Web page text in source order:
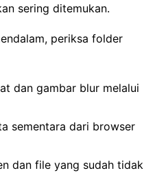
sering ditemukan.
periksa folder
dan gambar blur melalui
sementara dari browser
dan file yang sudah tidak